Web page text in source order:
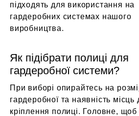
підходять для використання на
гардеробних системах нашого
виробництва.
Як підібрати полиці для
гардеробної системи?
При виборі опирайтесь на
гардеробної та наявність місць
кріплення полиці. Головне,